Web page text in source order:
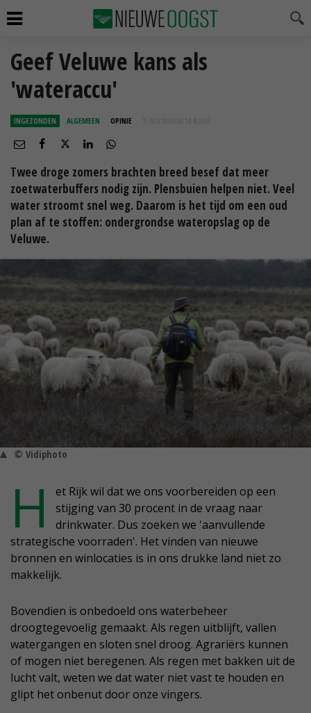
Geef Veluwe kans als
'wateraccu'
INGEZONDEN ALGEMEEN OPINIE 15 NOV 2019 OM 14:46
Twee droge zomers brachten breed besef dat meer
zoetwaterbuffers nodig zijn. Plensbuien helpen niet. Veel
water stroomt snel weg. Daarom is het tijd om een oud
plan af te stoffen: ondergrondse wateropslag op de
Veluwe.
© Vidiphoto
H
et Rijk wil dat we ons voorbereiden op een
stijging van 30 procent in de vraag naar
drinkwater. Dus zoeken we 'aanvullende
strategische voorraden'. Het vinden van nieuwe
bronnen en winlocaties is in ons drukke land niet zo
makkelijk.
Bovendien is onbedoeld ons waterbeheer
droogtegevoelig gemaakt. Als regen uitblijft, vallen
watergangen en sloten snel droog. Agrariërs kunnen
of mogen niet beregenen. Als regen met bakken uit de
lucht valt, weten we dat water niet vast te houden en
glipt het onbenut door onze vingers.